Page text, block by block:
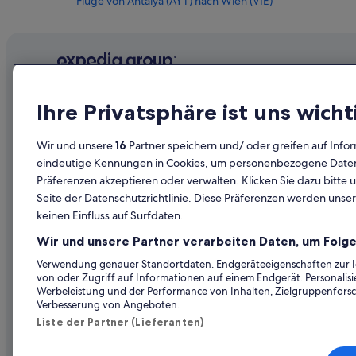
Flüge von Burlington (BTV) nach Wien (VIE)
Flüge von Kairo (CAI) nach Wien (VIE)
Flüge von Belo Horizonte (CNF) nach Wien (VIE)
Flüge von Chiang Mai (CNX) nach Wien (VIE)
Flüge von Denver (DEN) nach Wien (VIE)
Flüge von San Sebastián (EAS) nach Wien (VIE)
Flüge von Argostolion (EFL) nach Wien (VIE)
Flüge von Ankara (ESB) nach Wien (VIE)
Flüge von Neubrandenburg (FNB) nach Wien (VIE)
Unternehmen
Unterkunft registrieren
Partnerschaften
Erkunden
Reiseführer
Alle
Ihre Privatsphäre ist uns
Wir und unsere16 Partner speichern und/ oder greifen auf
eindeutige Kennungen in Cookies, um personenbezogene
Präferenzen akzeptieren oder verwalten. Klicken Sie dazu bitte
Seite der Datenschutzrichtlinie. Diese Präferenzen werden
keinen Einfluss auf Surfdaten.
Wir und unsere Partner verarbeiten Daten, um
Verwendung genauer Standortdaten. Endgeräteeigenschaften
von oder Zugriff auf Informationen auf einem Endgerät.
Werbeleistung und der Performance von Inhalten,
Verbesserung von Angeboten.
Liste der Partner (Lieferanten)